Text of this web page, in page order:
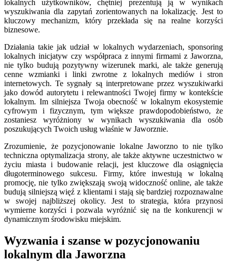
lokalnych użytkowników, chętniej prezentują ją w wynikach
wyszukiwania dla zapytań zorientowanych na lokalizację. Jest to
kluczowy mechanizm, który przekłada się na realne korzyści
biznesowe.
Działania takie jak udział w lokalnych wydarzeniach, sponsoring
lokalnych inicjatyw czy współpraca z innymi firmami z Jaworzna,
nie tylko budują pozytywny wizerunek marki, ale także generują
cenne wzmianki i linki zwrotne z lokalnych mediów i stron
internetowych. Te sygnały są interpretowane przez wyszukiwarki
jako dowód autorytetu i relewantności Twojej firmy w kontekście
lokalnym. Im silniejsza Twoja obecność w lokalnym ekosystemie
cyfrowym i fizycznym, tym większe prawdopodobieństwo, że
zostaniesz wyróżniony w wynikach wyszukiwania dla osób
poszukujących Twoich usług właśnie w Jaworznie.
Zrozumienie, że pozycjonowanie lokalne Jaworzno to nie tylko
techniczna optymalizacja strony, ale także aktywne uczestnictwo w
życiu miasta i budowanie relacji, jest kluczowe dla osiągnięcia
długoterminowego sukcesu. Firmy, które inwestują w lokalną
promocję, nie tylko zwiększają swoją widoczność online, ale także
budują silniejszą więź z klientami i stają się bardziej rozpoznawalne
w swojej najbliższej okolicy. Jest to strategia, która przynosi
wymierne korzyści i pozwala wyróżnić się na tle konkurencji w
dynamicznym środowisku miejskim.
Wyzwania i szanse w pozycjonowaniu
lokalnym dla Jaworzna